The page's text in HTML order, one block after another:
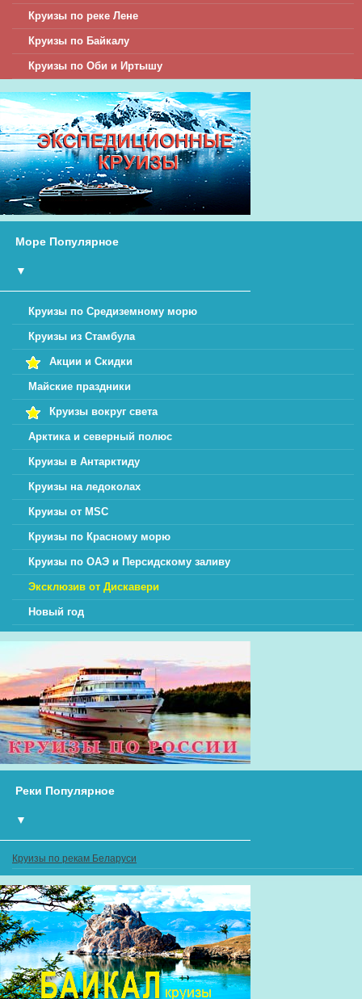
Круизы по реке Лене
Круизы по Байкалу
Круизы по Оби и Иртышу
Море Популярное
▼
Круизы по Средиземному морю
Круизы из Стамбула
Акции и Скидки
Майские праздники
Круизы вокруг света
Арктика и северный полюс
Круизы в Антарктиду
Круизы на ледоколах
Круизы от MSC
Круизы по Красному морю
Круизы по ОАЭ и Персидскому заливу
Эксклюзив от Дискавери
Новый год
Реки Популярное
▼
Круизы по рекам Беларуси